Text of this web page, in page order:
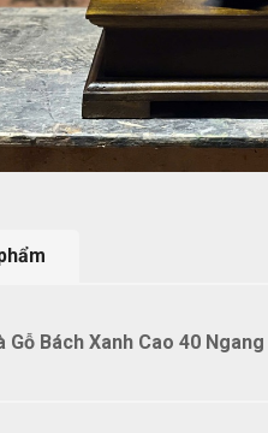
Bách Xanh Cao 40